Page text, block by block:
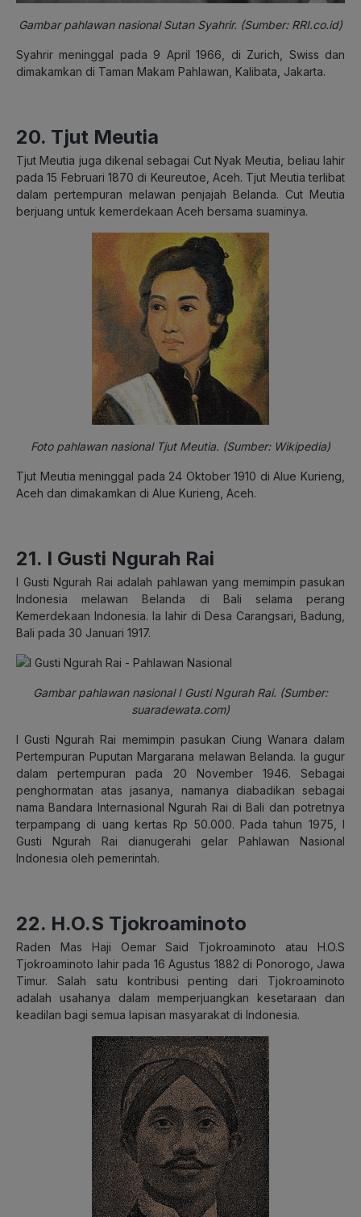
Gambar pahlawan nasional Sutan Syahrir. (Sumber: RRI.co.id)
Syahrir meninggal pada 9 April 1966, di Zurich, Swiss dan
dimakamkan di Taman Makam Pahlawan, Kalibata, Jakarta.
20. Tjut Meutia
Tjut Meutia juga dikenal sebagai Cut Nyak Meutia, beliau lahir
pada 15 Februari 1870 di Keureutoe, Aceh. Tjut Meutia terlibat
dalam pertempuran melawan penjajah Belanda. Cut Meutia
berjuang untuk kemerdekaan Aceh bersama suaminya.
Foto pahlawan nasional Tjut Meutia. (Sumber: Wikipedia)
Tjut Meutia meninggal pada 24 Oktober 1910 di Alue Kurieng,
Aceh dan dimakamkan di Alue Kurieng, Aceh.
21. I Gusti Ngurah Rai
I Gusti Ngurah Rai adalah pahlawan yang memimpin pasukan
Indonesia melawan Belanda di Bali selama perang
Kemerdekaan Indonesia. Ia lahir di Desa Carangsari, Badung,
Bali pada 30 Januari 1917.
Gambar pahlawan nasional I Gusti Ngurah Rai. (Sumber:
suaradewata.com)
I Gusti Ngurah Rai memimpin pasukan Ciung Wanara dalam
Pertempuran Puputan Margarana melawan Belanda. Ia gugur
dalam pertempuran pada 20 November 1946. Sebagai
penghormatan atas jasanya, namanya diabadikan sebagai
nama Bandara Internasional Ngurah Rai di Bali dan potretnya
terpampang di uang kertas Rp 50.000. Pada tahun 1975, I
Gusti Ngurah Rai dianugerahi gelar Pahlawan Nasional
Indonesia oleh pemerintah.
22. H.O.S Tjokroaminoto
Raden Mas Haji Oemar Said Tjokroaminoto atau H.O.S
Tjokroaminoto lahir pada 16 Agustus 1882 di Ponorogo, Jawa
Timur. Salah satu kontribusi penting dari Tjokroaminoto
adalah usahanya dalam memperjuangkan kesetaraan dan
keadilan bagi semua lapisan masyarakat di Indonesia.